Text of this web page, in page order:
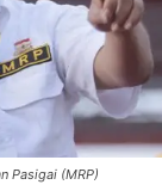
Pasigai (MRP)